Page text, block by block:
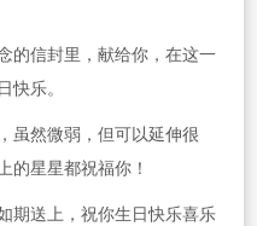
的信封里，献给你，在这一
快乐。
虽然微弱，但可以延伸很
的星星都祝福你！
期送上，祝你生日快乐喜乐